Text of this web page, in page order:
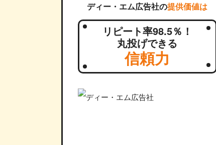
ディー・エム広告社の提供価値は
リピート率98.5％！
丸投げできる
信頼力